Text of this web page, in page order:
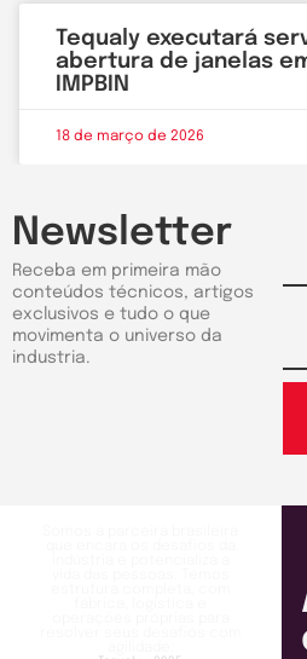
Tequaly executará
abertura de janelas
IMPBIN
18 de março de 2026
Newsletter
Receba em primeira mão
conteúdos técnicos, artigos
exclusivos e tudo o que
movimenta o universo da
industria.